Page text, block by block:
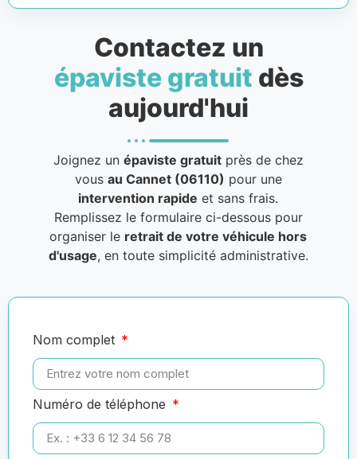
Contactez un
épaviste gratuit dès
aujourd'hui
Joignez un épaviste gratuitprès de chez
vous au Cannet (06110) pour une
intervention rapide et sans frais.
Remplissez le formulaire ci-dessous pour
organiser le retrait de votre véhicule hors
d'usage, en toute simplicité administrative.
Nom complet
Numéro de téléphone